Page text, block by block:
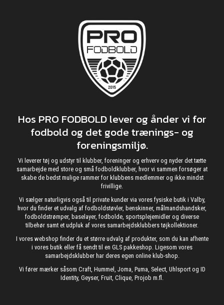
Hos PRO FODBOLD lever og ånder vi for
fodbold og det gode trænings- og
foreningsmiljø.
Vi leverer tøj og udstyr til klubber, foreninger og erhverv og nyder det tætte
samarbejde med store og små fodboldklubber, hvor vi sammen forsøger at
skabe de bedst mulige rammer for klubbens medlemmer og ikke mindst
frivillige.
Vi sælger naturligvis også til private kunder via vores fysiske butik i Valby,
hvor du finder et udvalg af fodboldstøvler, benskinner, målmandshandsker,
fodboldstrømper, baselayer, fodbolde, sportsplejemidler og diverse
tilbehør samt et udpluk af vores samarbejdsklubbers tøjkollektioner.
I vores webshop finder du et større udvalg af produkter, som du kan afhente
i vores butik eller få sendt til en GLS pakkeshop. Ligesom vores
samarbejdsklubber har deres egen online klub-shop.
Vi fører mærker såsom Craft, Hummel, Joma, Puma, Select, Uhlsport og ID
Identity, Geyser, Fruit, Clique, Projob m.fl.